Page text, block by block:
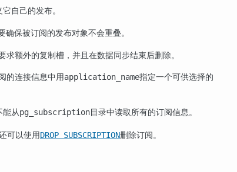
自己的发布。
保被订阅的发布对象不会重叠。
额外的复制槽，并且在数据同步结束后删除。
的连接信息中用application_name指定一个可供选择的
能从pg_subscription目录中读取所有的订阅信息。
可以使用DROP SUBSCRIPTION删除订阅。